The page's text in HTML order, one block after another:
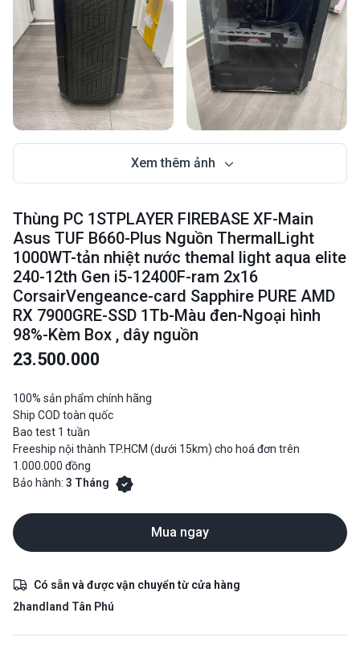
Xem thêm ảnh
Thùng PC 1STPLAYER FIREBASE XF-Main
Asus TUF B660-Plus Nguồn ThermalLight
1000WT-tản nhiệt nước themal light aqua elite
240-12th Gen i5-12400F-ram 2x16
CorsairVengeance-card Sapphire PURE AMD
RX 7900GRE-SSD 1Tb-Màu đen-Ngoại hình
98%-Kèm Box , dây nguồn
23.500.000
100% sản phẩm chính hãng
Ship COD toàn quốc
Bao test 1 tuần
Freeship nội thành TP.HCM (dưới 15km) cho hoá đơn trên
1.000.000 đồng
Bảo hành: 3 Tháng
Mua ngay
Có sẵn và được vận chuyển từ cửa hàng
2handland Tân Phú